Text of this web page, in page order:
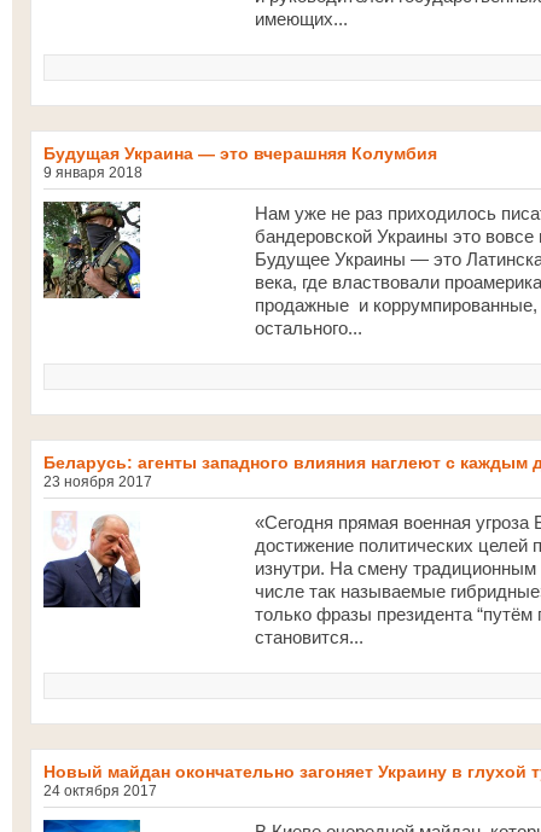
имеющих...
Будущая Украина — это вчерашняя Колумбия
9 января 2018
Нам уже не раз приходилось
бандеровской Украины это
Будущее Украины — это
века, где властвовали
продажные и
остального...
Беларусь: агенты западного влияния наглеют с каждым
23 ноября 2017
«Сегодня прямая военная угроза
достижение политических целей
изнутри. На смену
числе так называемые
только фразы президента “путём
становится...
Новый майдан окончательно загоняет Украину в глухой
24 октября 2017